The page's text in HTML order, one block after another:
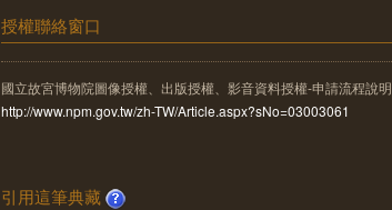
授權聯絡窗口
國立故宮博物院圖像授權、出版授權、影音資料授權-申請流程說明
http://www.npm.gov.tw/zh-TW/Article.aspx?sNo=03003061
引用這筆典藏